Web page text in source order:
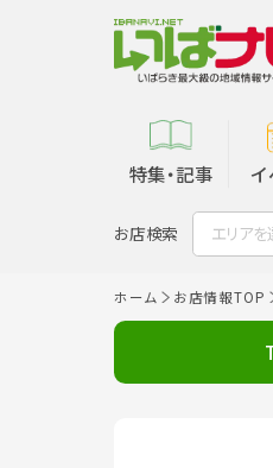
特集・記事 イ
お店検索 エリア
ホーム お店情報TOP